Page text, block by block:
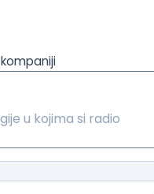
u kojima si radio